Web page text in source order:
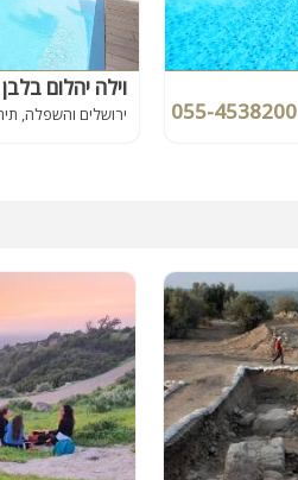
055-4538200
וילה יהלום
ירושלים והשפלה,